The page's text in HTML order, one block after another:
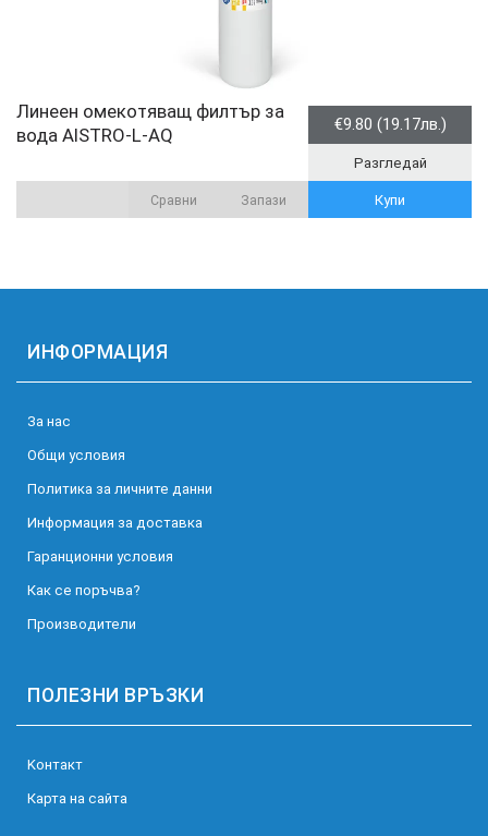
Линеен омекотяващ филтър за
вода AISTRO-L-AQ
€9.80 (19.17лв.)
Разгледай
Купи
Запази
Сравни
ИНФОРМАЦИЯ
За нас
Общи условия
Политика за личните данни
Информация за доставка
Гаранционни условия
Как се поръчва?
Производители
ПОЛЕЗНИ ВРЪЗКИ
Kонтакт
Карта на сайта